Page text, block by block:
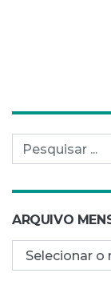
Pesquisar por:
ARQUIVO
Arquivo mensal